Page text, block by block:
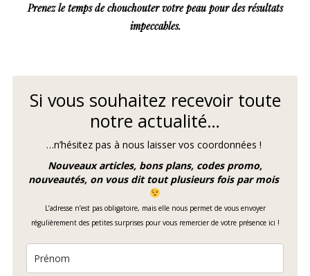
Prenez le temps de chouchouter votre peau pour des résultats
impeccables.
Si vous souhaitez recevoir toute
notre actualité…
…n’hésitez pas à nous laisser vos coordonnées !
Nouveaux articles, bons plans, codes promo,
nouveautés, on vous dit tout plusieurs fois par mois
L’adresse n’est pas obligatoire, mais elle nous permet de vous envoyer
régulièrement des petites surprises pour vous remercier de votre présence ici !